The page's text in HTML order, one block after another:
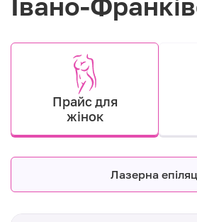
Івано-
Прайс для
жінок
Лазерна